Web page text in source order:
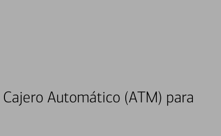
Automático (ATM) para